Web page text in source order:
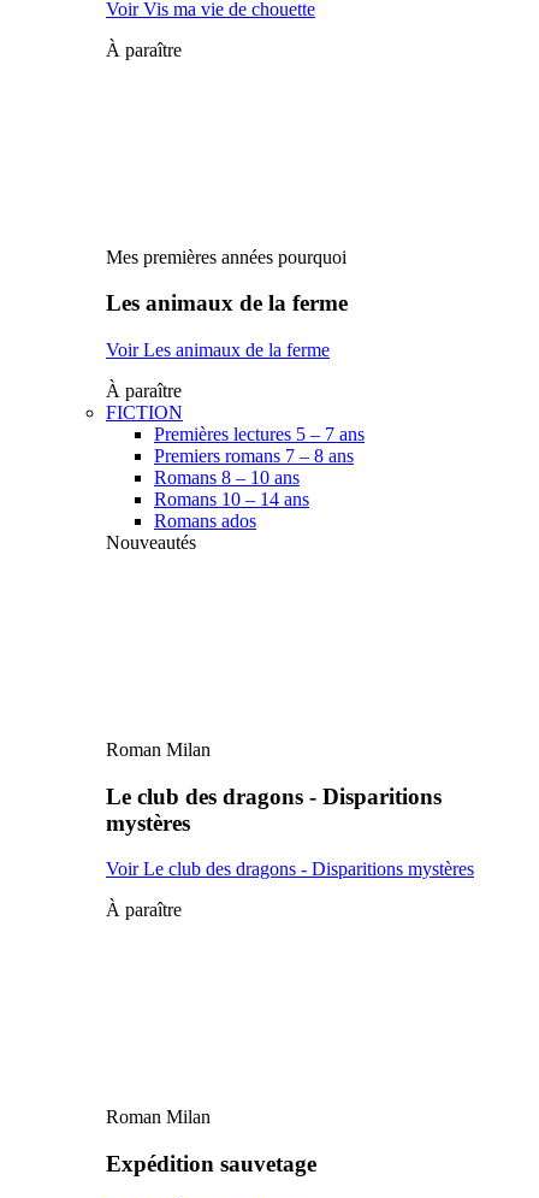
Voir Vis ma vie de chouette
À paraître
Mes premières années pourquoi
Les animaux de la ferme
Voir Les animaux de la ferme
À paraître
FICTION
Premières lectures 5 – 7 ans
Premiers romans 7 – 8 ans
Romans 8 – 10 ans
Romans 10 – 14 ans
Romans ados
Nouveautés
Roman Milan
Le club des dragons - Disparitions
mystères
Voir Le club des dragons - Disparitions mystères
À paraître
Roman Milan
Expédition sauvetage